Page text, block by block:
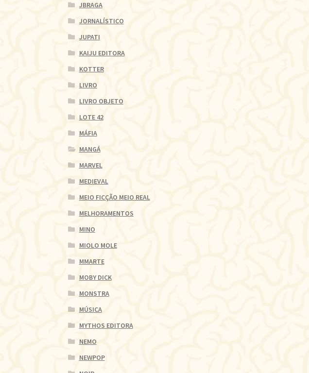
JBRAGA
JORNALÍSTICO
JUPATI
KAIJU EDITORA
KOTTER
LIVRO
LIVRO OBJETO
LOTE 42
MÁFIA
MANGÁ
MARVEL
MEDIEVAL
MEIO FICÇÃO MEIO REAL
MELHORAMENTOS
MINO
MIOLO MOLE
MMARTE
MOBY DICK
MONSTRA
MÚSICA
MYTHOS EDITORA
NEMO
NEWPOP